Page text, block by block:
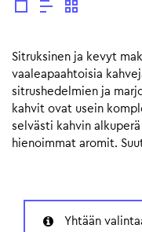
Sitruksinen ja kevyt
vaaleapaahtoisia
sitrushedelmien ja
kahvit ovat usein
selvästi kahvin
hienoimmat aromit.
Yhtään